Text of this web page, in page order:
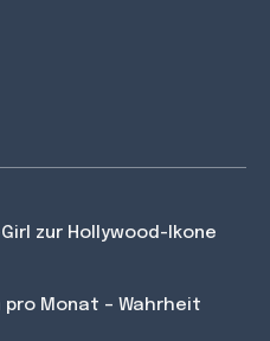
zur Hollywood-Ikone
Monat – Wahrheit